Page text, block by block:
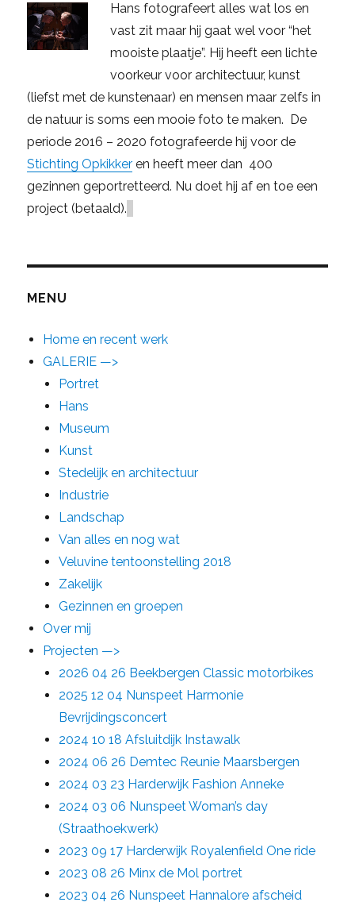
Hans fotografeert alles wat los en
vast zit maar hij gaat wel voor “het
mooiste plaatje”. Hij heeft een lichte
voorkeur voor architectuur, kunst
(liefst met de kunstenaar) en mensen maar zelfs in
de natuur is soms een mooie foto te maken. De
periode 2016 – 2020 fotografeerde hij voor de
Stichting Opkikker en heeft meer dan 400
gezinnen geportretteerd. Nu doet hij af en toe een
project (betaald).
MENU
Home en recent werk
GALERIE —>
Portret
Hans
Museum
Kunst
Stedelijk en architectuur
Industrie
Landschap
Van alles en nog wat
Veluvine tentoonstelling 2018
Zakelijk
Gezinnen en groepen
Over mij
Projecten —>
2026 04 26 Beekbergen Classic motorbikes
2025 12 04 Nunspeet Harmonie
Bevrijdingsconcert
2024 10 18 Afsluitdijk Instawalk
2024 06 26 Demtec Reunie Maarsbergen
2024 03 23 Harderwijk Fashion Anneke
2024 03 06 Nunspeet Woman’s day
(Straathoekwerk)
2023 09 17 Harderwijk Royalenfield One ride
2023 08 26 Minx de Mol portret
2023 04 26 Nunspeet Hannalore afscheid